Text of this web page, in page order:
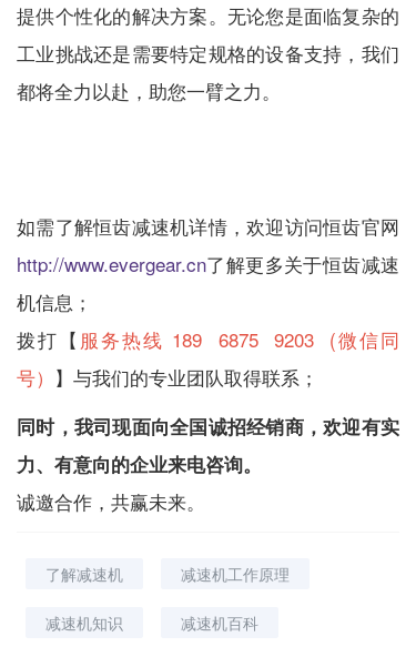
提供个性化的解决方案。无论您是面临复杂的
工业挑战还是需要特定规格的设备支持，我们
都将全力以赴，助您一臂之力。
如需了解恒齿减速机详情，欢迎访问恒齿官网
http://www.evergear.cn了解更多关于恒齿减速
机信息；
拨打【 服务热线 189 6875 9203 (微信同
号） 】与我们的专业团队取得联系；
同时，我司现面向全国诚招经销商，欢迎有实
力、有意向的企业来电咨询。
诚邀合作，共赢未来。
了解减速机 减速机工作原理
减速机知识 减速机百科